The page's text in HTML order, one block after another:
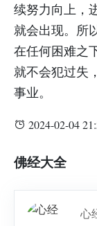
续努力向上，
就会出现。所
在任何困难之
就不会犯过失
事业。
2024-02-04
佛经大全
心